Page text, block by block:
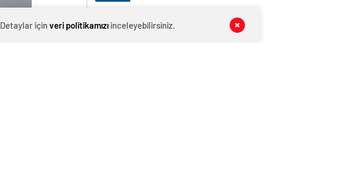
Üsküdar karıştı: Ahlaksızlar…
için veri politikamızıinceleyebilirsiniz.